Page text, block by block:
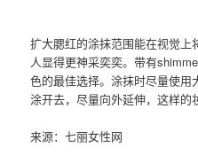
扩大腮红的涂抹范围能在视觉上
人显得更神采奕奕。带有
色的最佳选择。涂抹时尽量使用
涂开去，尽量向外延伸，这样的
来源：七丽女性网